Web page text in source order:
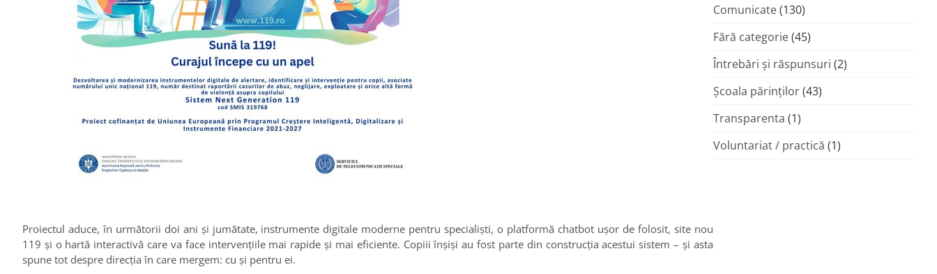
Proiectul aduce, în următorii doi ani și jumătate, instrumente digitale moderne pentru specialiști, o platformă chatbot ușor de folosit, site nou
119 și o hartă interactivă care va face intervențiile mai rapide și mai eficiente. Copiii înșiși au fost parte din construcția acestui sistem – și asta
spune tot despre direcția în care mergem: cu și pentru ei.
Comunicate(130)
Fără categorie(45)
Întrebări și răspunsuri (2)
Şcoala părinţilor(43)
Transparenta (1)
Voluntariat / practică (1)